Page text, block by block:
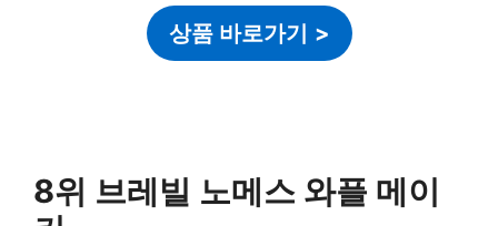
상품 바로가기 >
8위 브레빌 노메스 와플 메이